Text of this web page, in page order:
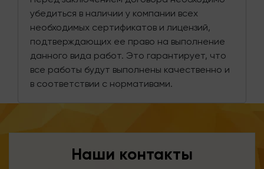
убедиться в наличии у компании всех
необходимых сертификатов и лицензий,
подтверждающих ее право на выполнение
данного вида работ. Это гарантирует, что
все работы будут выполнены качественно и
в соответствии с нормативами.
Наши контакты